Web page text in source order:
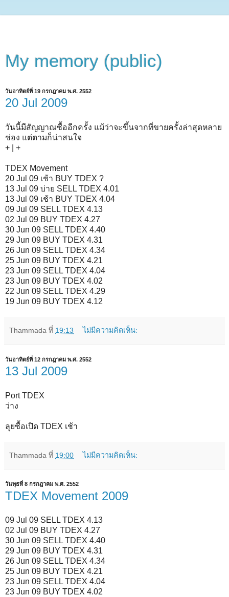
My memory (public)
วันอาทิตย์ที่ 19 กรกฎาคม พ.ศ. 2552
20 Jul 2009
วันนี้มีสัญญาณซื้ออีกครั้ง แม้ว่าจะขึ้นจากที่ขายครั้งล่าสุดหลาย
ช่อง แต่ตามก็น่าสนใจ
+ | +
TDEX Movement
20 Jul 09 เช้า BUY TDEX ?
13 Jul 09 บ่าย SELL TDEX 4.01
13 Jul 09 เช้า BUY TDEX 4.04
09 Jul 09 SELL TDEX 4.13
02 Jul 09 BUY TDEX 4.27
30 Jun 09 SELL TDEX 4.40
29 Jun 09 BUY TDEX 4.31
26 Jun 09 SELL TDEX 4.34
25 Jun 09 BUY TDEX 4.21
23 Jun 09 SELL TDEX 4.04
23 Jun 09 BUY TDEX 4.02
22 Jun 09 SELL TDEX 4.29
19 Jun 09 BUY TDEX 4.12
Thammada ที่ 19:13 ไม่มีความคิดเห็น:
วันอาทิตย์ที่ 12 กรกฎาคม พ.ศ. 2552
13 Jul 2009
Port TDEX
ว่าง
ลุยซื้อเปิด TDEX เช้า
Thammada ที่ 19:00 ไม่มีความคิดเห็น:
วันพุธที่ 8 กรกฎาคม พ.ศ. 2552
TDEX Movement 2009
09 Jul 09 SELL TDEX 4.13
02 Jul 09 BUY TDEX 4.27
30 Jun 09 SELL TDEX 4.40
29 Jun 09 BUY TDEX 4.31
26 Jun 09 SELL TDEX 4.34
25 Jun 09 BUY TDEX 4.21
23 Jun 09 SELL TDEX 4.04
23 Jun 09 BUY TDEX 4.02